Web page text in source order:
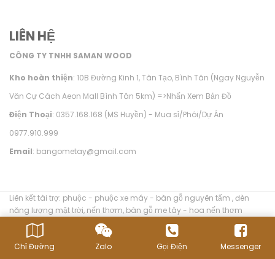
LIÊN HỆ
CÔNG TY TNHH SAMAN WOOD
Kho hoàn thiện: 10B Đường Kinh 1, Tân Tạo, Bình Tân (Ngay Nguyễn
Văn Cự Cách Aeon Mall Bình Tân 5km) =>Nhấn Xem Bản Đồ
Điện Thoại: 0357.168.168 (MS Huyền) - Mua sỉ/Phôi/Dự Án
0977.910.999
Email: bangometay@gmail.com
Liên kết tài trợ: phuộc - phuộc xe máy- bàn gỗ nguyên tấm ,đèn
năng lượng mặt trời, nến thơm, bàn gỗ me tây- hoa nến thơm
Chỉ Đường Zalo Gọi Điện Messenger